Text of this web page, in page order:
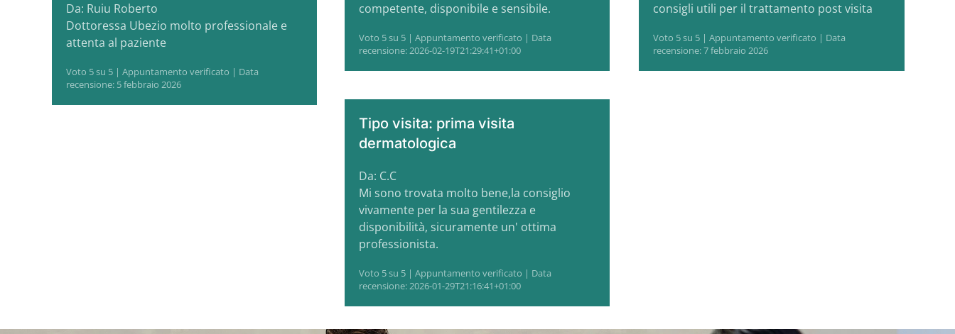
competente, disponibile e sensibile.
Voto 5 su 5 | Appuntamento verificato | Data
recensione: 2026-02-19T21:29:41+01:00
consigli utili per il trattamento post visita
Voto 5 su 5 | Appuntamento verificato | Data
recensione: 7 febbraio 2026
Da: Ruiu Roberto
Dottoressa Ubezio molto professionale e
attenta al paziente
Voto 5 su 5 | Appuntamento verificato | Data
recensione: 5 febbraio 2026
Tipo visita: prima visita
dermatologica
Da: C.C
Mi sono trovata molto bene,la consiglio
vivamente per la sua gentilezza e
disponibilità, sicuramente un' ottima
professionista.
Voto 5 su 5 | Appuntamento verificato | Data
recensione: 2026-01-29T21:16:41+01:00